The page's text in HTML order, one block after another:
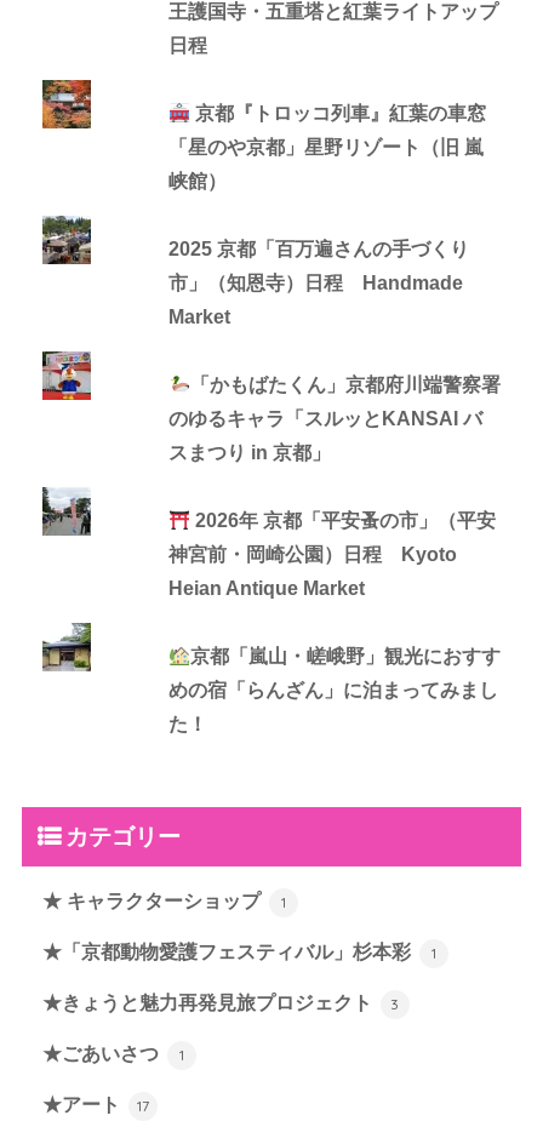
王護国寺・五重塔と紅葉ライトアップ
日程
京都『トロッコ列車』紅葉の車窓
「星のや京都」星野リゾート（旧 嵐
峡館）
2025 京都「百万遍さんの手づくり
市」（知恩寺）日程 Handmade
Market
「かもばたくん」京都府川端警察署
のゆるキャラ「スルッとKANSAI バ
スまつり in 京都」
2026年 京都「平安蚤の市」（平安
神宮前・岡崎公園）日程 Kyoto
Heian Antique Market
京都「嵐山・嵯峨野」観光におすす
めの宿「らんざん」に泊まってみまし
た！
カテゴリー
★ キャラクターショップ 1
★「京都動物愛護フェスティバル」杉本彩 1
★きょうと魅力再発見旅プロジェクト 3
★ごあいさつ 1
★アート 17